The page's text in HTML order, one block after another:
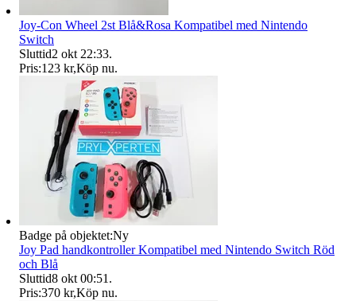
Joy-Con Wheel 2st Blå&Rosa Kompatibel med Nintendo
Switch
Sluttid2 okt 22:33.
Pris:123 kr,Köp nu.
Badge på objektet:Ny
Joy Pad handkontroller Kompatibel med Nintendo Switch Röd
och Blå
Sluttid8 okt 00:51 .
Pris:370 kr,Köp nu.